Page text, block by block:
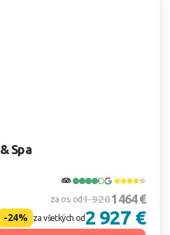
Spa
za os. od1 9201 464 €
-24% za všetkých od2 927 €